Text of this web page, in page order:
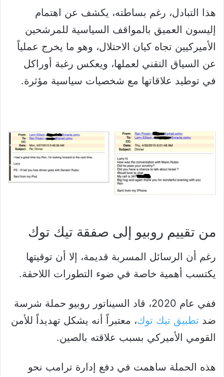
هذا التبادل، رغم بساطته، يكشف عن اهتمام
إليسون العميق بالمواقف السياسية للمرشحين
الأميركيين تجاه كيان الاحتلال، وهو ما يخرج عملياً
عن السياق التقني لعملها، ويعكس رغبة أوراكل
في توطيد علاقاتها مع شخصيات سياسية مؤثرة.
من تقييم روبيو إلى صفقة تيك توك
رغم أن الرسائل المسربة قديمة، إلا أن توقيتها
يكتسب أهمية خاصة في ضوء التطورات اللاحقة.
ففي عام 2020، قاد السيناتور روبيو حملة شرسة
ضد تطبيق تيك توك، معتبراً أنه يشكل تهديداً للأمن
القومي الأميركي بسبب علاقته بالصين.
هذه الحملة ساهمت في دفع إدارة ترامب نحو